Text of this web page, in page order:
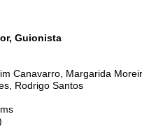
Guionista
Canavarro, Margarida
Rodrigo Santos